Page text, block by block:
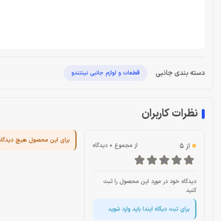
دسته بندی جانبی قطعات و لوازم جانبی نینتندو
نظرات کاربران
0 از 5 از مجموع 0 دیدگاه
دیدگاه خود در مورد این محصول را ثبت
کنید
برای ثبت دیگاه ایندا باید وارد شوید
برای این محصول هیچ